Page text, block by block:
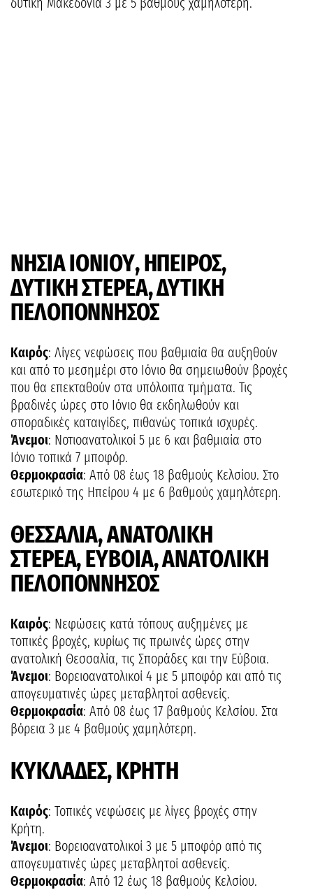
ΝΗΣΙΑ ΙΟΝΙΟΥ, ΗΠΕΙΡΟΣ,
ΔΥΤΙΚΗ ΣΤΕΡΕΑ, ΔΥΤΙΚΗ
ΠΕΛΟΠΟΝΝΗΣΟΣ
Καιρός: Λίγες νεφώσεις που βαθμιαία θα αυξηθούν
και από το μεσημέρι στο Ιόνιο θα σημειωθούν βροχές
που θα επεκταθούν στα υπόλοιπα τμήματα. Τις
βραδινές ώρες στο Ιόνιο θα εκδηλωθούν και
σποραδικές καταιγίδες, πιθανώς τοπικά ισχυρές.
Άνεμοι: Νοτιοανατολικοί 5 με 6 και βαθμιαία στο
Ιόνιο τοπικά 7 μποφόρ.
Θερμοκρασία: Από 08 έως 18 βαθμούς Κελσίου. Στο
εσωτερικό της Ηπείρου 4 με 6 βαθμούς χαμηλότερη.
ΘΕΣΣΑΛΙΑ, ΑΝΑΤΟΛΙΚΗ
ΣΤΕΡΕΑ, ΕΥΒΟΙΑ, ΑΝΑΤΟΛΙΚΗ
ΠΕΛΟΠΟΝΝΗΣΟΣ
Καιρός: Νεφώσεις κατά τόπους αυξημένες με
τοπικές βροχές, κυρίως τις πρωινές ώρες στην
ανατολική Θεσσαλία, τις Σποράδες και την Εύβοια.
Άνεμοι: Βορειοανατολικοί 4 με 5 μποφόρ και από τις
απογευματινές ώρες μεταβλητοί ασθενείς.
Θερμοκρασία: Από 08 έως 17 βαθμούς Κελσίου. Στα
βόρεια 3 με 4 βαθμούς χαμηλότερη.
ΚΥΚΛΑΔΕΣ, ΚΡΗΤΗ
Καιρός: Τοπικές νεφώσεις με λίγες βροχές στην
Κρήτη.
Άνεμοι: Βορειοανατολικοί 3 με 5 μποφόρ από τις
απογευματινές ώρες μεταβλητοί ασθενείς.
Θερμοκρασία: Από 12 έως 18 βαθμούς Κελσίου.